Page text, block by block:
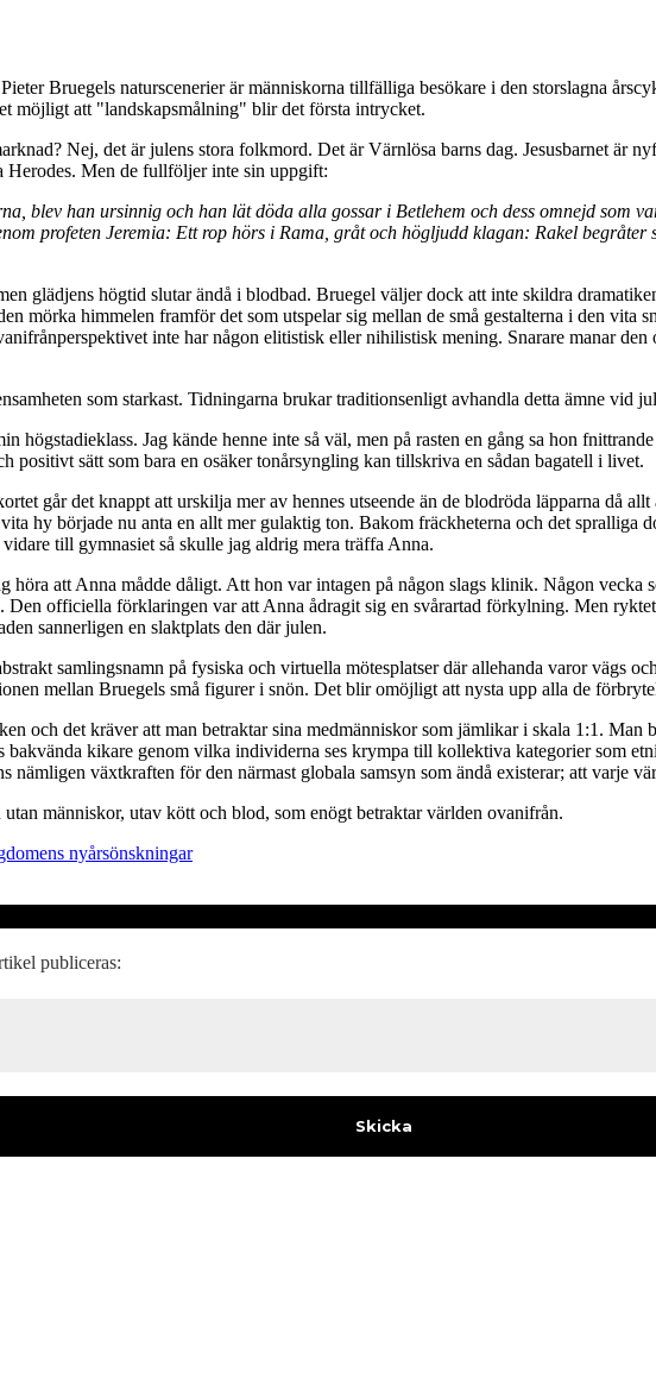
Bruegels naturscenerier är människorna tillfälliga besökare i den storslagna
möjligt att "landskapsmålning" blir det första intrycket.
Nej, det är julens stora folkmord. Det är Värnlösa barns dag. Jesusbarnet är
Herodes. Men de fullföljer inte sin uppgift:
blev han ursinnig och han lät döda alla gossar i Betlehem och dess omnejd som
profeten Jeremia: Ett rop hörs i Rama, gråt och högljudd klagan: Rakel
glädjens högtid slutar ändå i blodbad. Bruegel väljer dock att inte skildra
mörka himmelen framför det som utspelar sig mellan de små gestalterna i den vita
inte har någon elitistisk eller nihilistisk mening. Snarare manar den
som starkast. Tidningarna brukar traditionsenligt avhandla detta ämne vid
högstadieklass. Jag kände henne inte så väl, men på rasten en gång sa hon
positivt sätt som bara en osäker tonårsyngling kan tillskriva en sådan bagatell i livet.
går det knappt att urskilja mer av hennes utseende än de blodröda läpparna då
hy började nu anta en allt mer gulaktig ton. Bakom fräckheterna och det
till gymnasiet så skulle jag aldrig mera träffa Anna.
att Anna mådde dåligt. Att hon var intagen på någon slags klinik. Någon vecka
Den officiella förklaringen var att Anna ådragit sig en svårartad förkylning. Men
sannerligen en slaktplats den där julen.
samlingsnamn på fysiska och virtuella mötesplatser där allehanda varor vägs
mellan Bruegels små figurer i snön. Det blir omöjligt att nysta upp alla de
och det kräver att man betraktar sina medmänniskor som jämlikar i skala 1:1.
bakvända kikare genom vilka individerna ses krympa till kollektiva kategorier som
nämligen växtkraften för den närmast globala samsyn som ändå existerar; att varje
människor, utav kött och blod, som enögt betraktar världen ovanifrån.
nyårsönskningar
publiceras: